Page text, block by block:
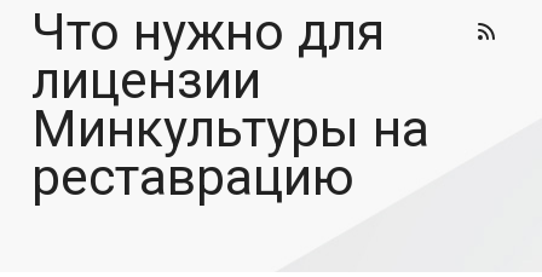
Что нужно для
лицензии
Минкультуры на
реставрацию